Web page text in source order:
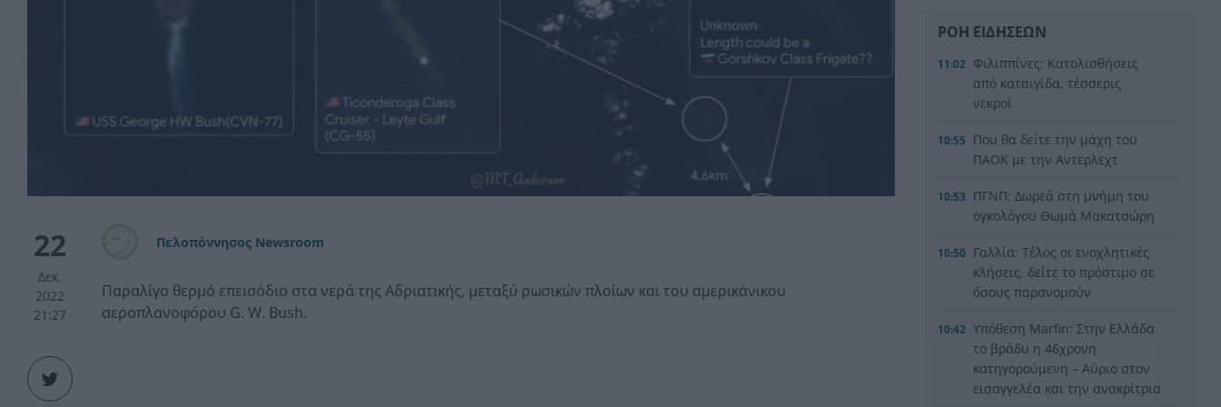
22
Δεκ.
2022
21:27
Πελοπόννησος Newsroom
Παραλίγο θερμό επεισόδιο στα νερά της Αδριατικής, μεταξύ ρωσικών πλοίων και του αμερικάνικου
αεροπλανοφόρου G. W. Bush.
ΡΟΗ ΕΙΔΗΣΕΩΝ
11:02 Φιλιππίνες: Κατολισθήσεις
από καταιγίδα, τέσσερις
νεκροί
10:55 Που θα δείτε την μάχη του
ΠΑΟΚ με την Αντερλεχτ
10:53 ΠΓΝΠ: Δωρεά στη μνήμη του
ογκολόγου Θωμά Μακατσώρη
10:50 Γαλλία: Τέλος οι ενοχλητικές
κλήσεις, δείτε το πρόστιμο σε
όσους παρανομούν
10:42 Υπόθεση Marfin: Στην Ελλάδα
το βράδυ η 46χρονη
κατηγορούμενη – Αύριο στον
εισαγγελέα και την ανακρίτρια